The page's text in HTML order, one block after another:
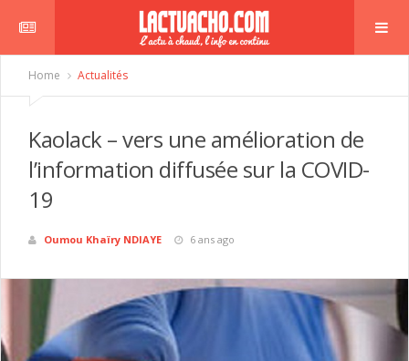
Home Actualités
Kaolack – vers une amélioration de
l’information diffusée sur la COVID-
19
Oumou Khaïry NDIAYE 6 ans ago